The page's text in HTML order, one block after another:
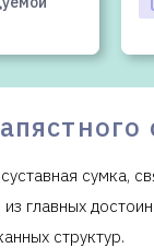
сумка,
главных
структур.